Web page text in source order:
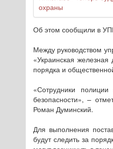
Об этом сообщили в
Между руководством
«Украинская
порядка и
«Сотрудники
безопасности», –
Роман Думинский.
Для выполнения
будут следить за